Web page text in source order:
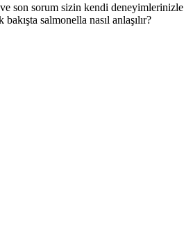
son sorum sizin kendi deneyimlerinizle
salmonella nasıl anlaşılır?​